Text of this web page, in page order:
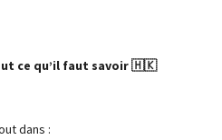
ce qu’il faut savoir 🇭🇰
dans :